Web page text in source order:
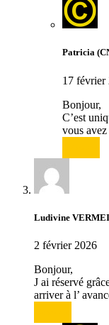
Patricia
17 février
Bonjour,
C’est
vous
Ludivine
2 février 2026
Bonjour,
J ai réservé
arriver à l’